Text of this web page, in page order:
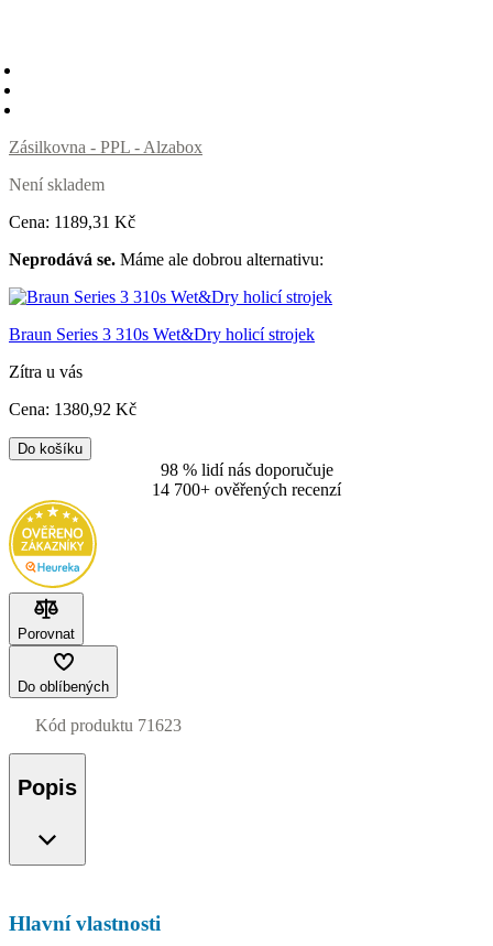
Zásilkovna - PPL - Alzabox
Není skladem
Cena: 1189,31 Kč
Neprodává se. Máme ale dobrou alternativu:
Braun Series 3 310s Wet&Dry holicí strojek
Zítra u vás
Cena: 1380,92 Kč
Do košíku
98 % lidí nás doporučuje
14 700+ ověřených recenzí
Porovnat
Do oblíbených
Kód produktu 71623
Popis
Hlavní vlastnosti